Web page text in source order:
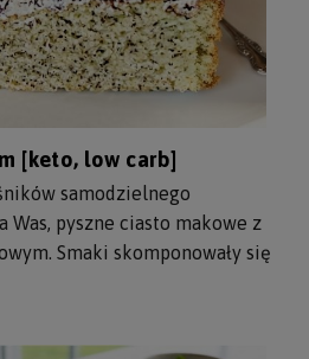
[keto, low carb]
samodzielnego
Was, pyszne ciasto makowe z
Smaki skomponowały się